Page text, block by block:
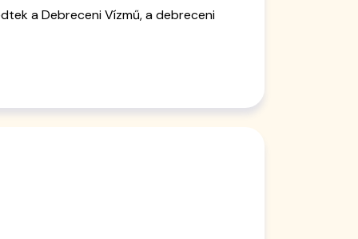
a Debreceni Vízmű, a debreceni